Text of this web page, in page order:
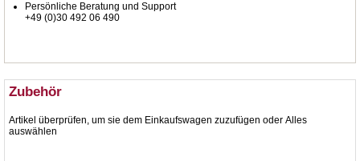
Persönliche Beratung und Support
+49 (0)30 492 06 490
Zubehör
Artikel überprüfen, um sie dem Einkaufswagen zuzufügen oder Alles
auswählen